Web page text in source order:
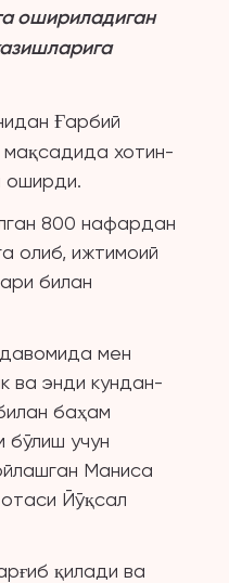
ошириладиган
ларига
Ғарбий
мақсадида хотин-
оширди.
800 нафардан
олиб, ижтимоий
билан
мен
ва энди кундан-
баҳам
бўлиш учун
Маниса
Йўқсал
қилади ва